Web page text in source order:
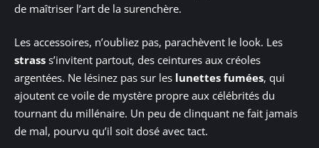
de maîtriser l’art de la surenchère.
Les accessoires, n’oubliez pas, parachèvent le look. Les
strass s’invitent partout, des ceintures aux créoles
argentées. Ne lésinez pas sur les lunettes fumées, qui
ajoutent ce voile de mystère propre aux célébrités du
tournant du millénaire. Un peu de clinquant ne fait jamais
de mal, pourvu qu’il soit dosé avec tact.